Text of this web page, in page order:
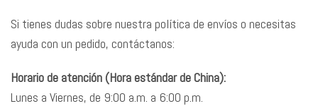
Si tienes dudas sobre nuestra política de envíos o necesitas
ayuda con un pedido, contáctanos:
Horario de atención (Hora estándar de China):
Lunes a Viernes, de 9:00 a.m. a 6:00 p.m.